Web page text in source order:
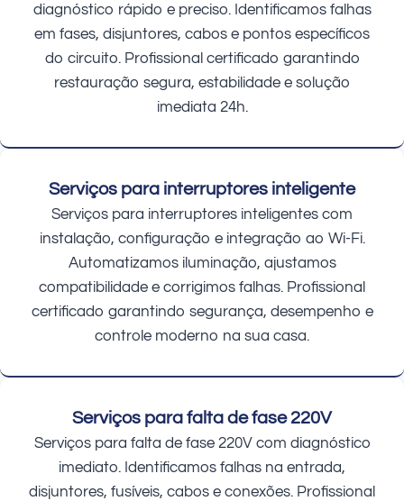
diagnóstico rápido e preciso. Identificamos falhas
em fases, disjuntores, cabos e pontos específicos
do circuito. Profissional certificado garantindo
restauração segura, estabilidade e solução
imediata 24h.
Serviços para interruptores inteligente
Serviços para interruptores inteligentes com
instalação, configuração e integração ao Wi-Fi.
Automatizamos iluminação, ajustamos
compatibilidade e corrigimos falhas. Profissional
certificado garantindo segurança, desempenho e
controle moderno na sua casa.
Serviços para falta de fase 220V
Serviços para falta de fase 220V com diagnóstico
imediato. Identificamos falhas na entrada,
disjuntores, fusíveis, cabos e conexões. Profissional